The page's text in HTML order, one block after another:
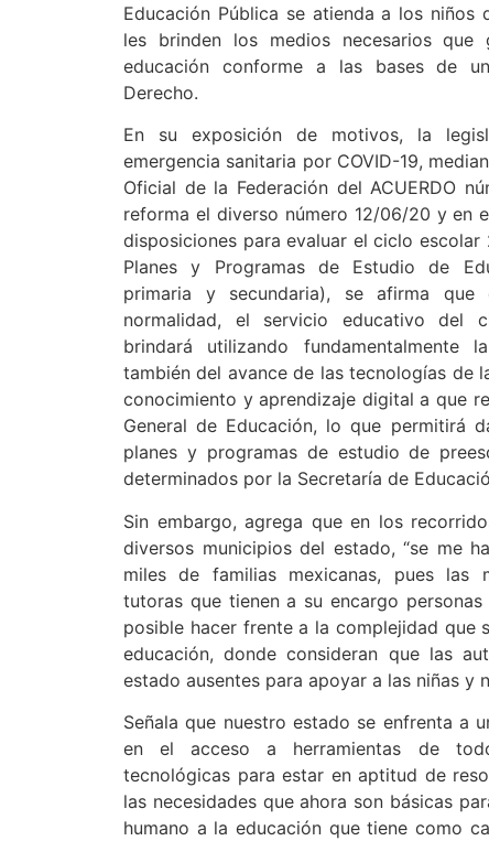
Educación Pública se atienda a los niños
les brinden los medios necesarios
educación conforme a las bases de
Derecho.
En su exposición de motivos, la
emergencia sanitaria por COVID-19,
Oficial de la Federación del ACUERDO
reforma el diverso número 12/06/20 y en
disposiciones para evaluar el ciclo
Planes y Programas de Estudio de
primaria y secundaria), se afirma
normalidad, el servicio educativo del
brindará utilizando fundamentalmente
también del avance de las tecnologías de
conocimiento y aprendizaje digital a que
General de Educación, lo que permitirá
planes y programas de estudio de
determinados por la Secretaría de
Sin embargo, agrega que en los
diversos municipios del estado, “se me
miles de familias mexicanas, pues las
tutoras que tienen a su encargo
posible hacer frente a la complejidad que
educación, donde consideran que las
estado ausentes para apoyar a las niñas y
Señala que nuestro estado se enfrenta a
en el acceso a herramientas de
tecnológicas para estar en aptitud de
las necesidades que ahora son básicas
humano a la educación que tiene como